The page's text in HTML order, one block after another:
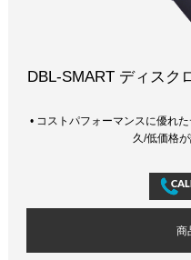
DBL-SMART ディスク
• コストパフォーマンスに優れ
久/低価格が
商